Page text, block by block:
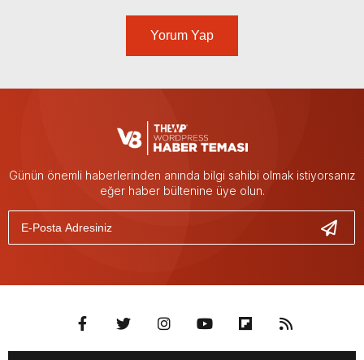
Yorum Yap
Günün önemli haberlerinden anında bilgi sahibi olmak istiyorsanız
eğer haber bültenine üye olun.